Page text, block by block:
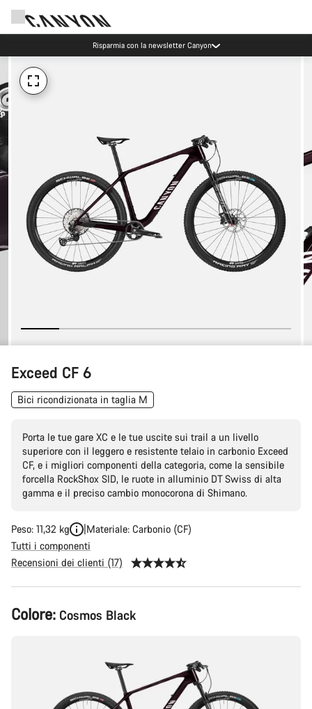
Risparmia con la newsletter Canyon
Exceed CF 6
Bici ricondizionata in taglia M
Porta le tue gare XC e le tue uscite sui trail a un livello
superiore con il leggero e resistente telaio in carbonio Exceed
CF, e i migliori componenti della categoria, come la sensibile
forcella RockShox SID, le ruote in alluminio DT Swiss di alta
gamma e il preciso cambio monocorona di Shimano.
Peso: 11,32 kg
Materiale: Carbonio (CF)
Tutti i componenti
Recensioni dei clienti (17)
Configurazione
del
Colore: Cosmos Black